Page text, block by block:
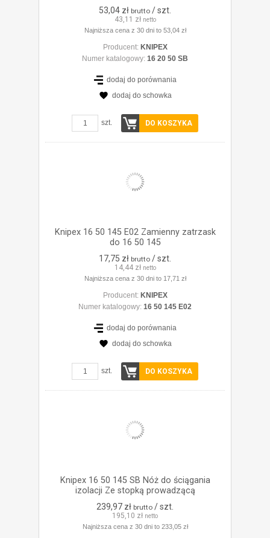
53,04 zł brutto / szt.
43,11 zł netto
Najniższa cena z 30 dni to 53,04 zł
Producent: KNIPEX
Numer katalogowy: 16 20 50 SB
dodaj do porównania
dodaj do schowka
szt. DO KOSZYKA
Knipex 16 50 145 E02 Zamienny zatrzask
do 16 50 145
17,75 zł brutto / szt.
14,44 zł netto
Najniższa cena z 30 dni to 17,71 zł
Producent: KNIPEX
Numer katalogowy: 16 50 145 E02
dodaj do porównania
dodaj do schowka
szt. DO KOSZYKA
Knipex 16 50 145 SB Nóż do ściągania
izolacji Ze stopką prowadzącą
239,97 zł brutto / szt.
195,10 zł netto
Najniższa cena z 30 dni to 233,05 zł